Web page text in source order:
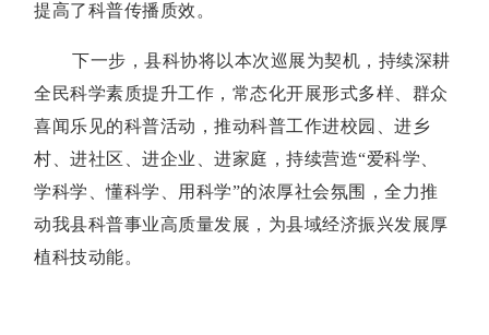
提高了科普传播质效。
下一步，县科协将以本次巡展为契机，持续深耕
全民科学素质提升工作，常态化开展形式多样、群众
喜闻乐见的科普活动，推动科普工作进校园、进乡
村、进社区、进企业、进家庭，持续营造“爱科学、
学科学、懂科学、用科学”的浓厚社会氛围，全力推
动我县科普事业高质量发展，为县域经济振兴发展厚
植科技动能。